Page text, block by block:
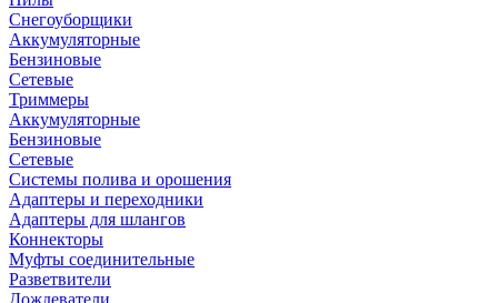
Снегоуборщики
Аккумуляторные
Бензиновые
Сетевые
Триммеры
Аккумуляторные
Бензиновые
Сетевые
Системы полива и орошения
Адаптеры и переходники
Адаптеры для шлангов
Коннекторы
Муфты соединительные
Разветвители
Дождеватели